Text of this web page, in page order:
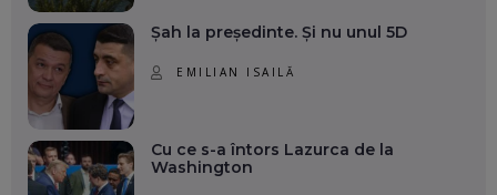
Șah la președinte. Și nu unul 5D
EMILIAN ISAILĂ
Cu ce s-a întors Lazurca de la
Washington